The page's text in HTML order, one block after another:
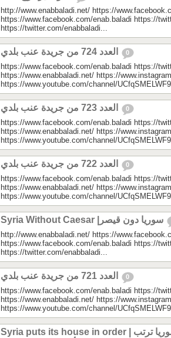
http://www.enabbaladi.net/ https://
https://www.facebook.com/enab.baladi https://
https://twitter.com/enabbaladi...
0
https://www.facebook.com/enab.baladi https://
https://www.enabbaladi.net/ https://
https://www.youtube.com/channel/
0
https://www.facebook.com/enab.baladi https://
https://www.enabbaladi.net/ https://
https://www.youtube.com/channel/
0
https://www.facebook.com/enab.baladi https://
https://www.enabbaladi.net/ https://
https://www.youtube.com/channel/
http://www.enabbaladi.net/ https://
https://www.facebook.com/enab.baladi https://
https://twitter.com/enabbaladi...
0
https://www.facebook.com/enab.baladi https://
https://www.enabbaladi.net/ https://
https://www.youtube.com/channel/
Syria puts its house in order | سوريا ترتب